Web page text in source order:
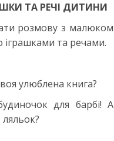
ТА РЕЧІ ДИТИНИ
розмову з малюком
іграшками та речами.
улюблена книга?
для барбі! А